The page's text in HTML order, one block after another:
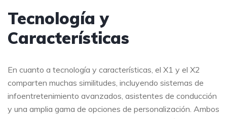
Tecnología y
Características
En cuanto a tecnología y características, el X1 y el X2
comparten muchas similitudes, incluyendo sistemas de
infoentretenimiento avanzados, asistentes de conducción
y una amplia gama de opciones de personalización. Ambos